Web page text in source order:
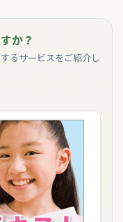
か？
るサービスをご紹介し